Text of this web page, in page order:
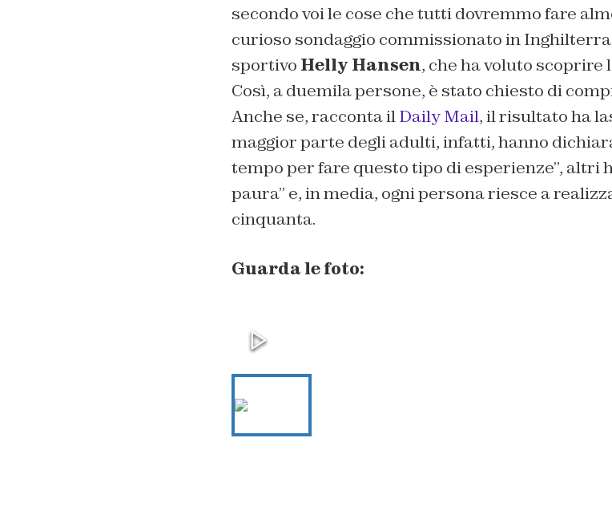
secondo voi le cose che tutti dovremmo fare
curioso sondaggio commissionato in
sportivo Helly Hansen, che ha voluto
Così, a duemila persone, è stato chiesto di
Anche se, racconta ilDaily Mail, il risultato ha
maggior parte degli adulti, infatti, hanno
tempo per fare questo tipo di esperienze”, altri
paura” e, in media, ogni persona riesce a
cinquanta.
Guarda le foto: